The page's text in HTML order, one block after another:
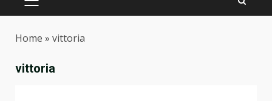
PRIMARY
Home » vittoria
vittoria